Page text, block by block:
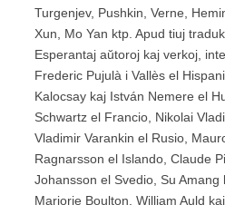
Turgenjev, Pushkin, Verne,
Xun, Mo Yan ktp. Apud tiuj
Esperantaj aŭtoroj kaj verkoj,
Frederic Pujulà i Vallès el
Kalocsay kaj István Nemere el
Schwartz el Francio, Nikolai
Vladimir Varankin el Rusio,
Ragnarsson el Islando, Claude
Johansson el Svedio, Su Amang
Marjorie Boulton, William Auld